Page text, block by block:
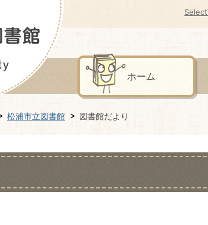
ホーム
松浦市立図書館 図書館だより